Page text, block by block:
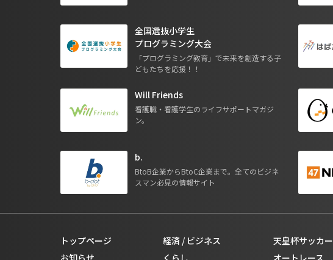
全国選抜小学生
プログラミング大会
「プログラミング教育」で未来を創造する子
どもたちを応援！！
Will Friends
看護職・看護学生のライフサポートマガジ
ン。
b.
BtoB企業からBtoC企業まで。全てのビジネ
スマン必見の情報サイト
トップページ
お知らせ
経済 / ビジネス
くらし
天皇杯サッカー
オートレース